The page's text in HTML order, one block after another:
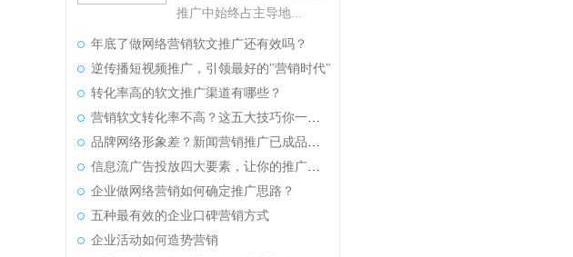
推广中始终占主导地...
年底了做网络营销软文推广还有效吗？
逆传播短视频推广，引领最好的"营销时代"
转化率高的软文推广渠道有哪些？
营销软文转化率不高？这五大技巧你一定要知道
品牌网络形象差？新闻营销推广已成品牌提升利器
信息流广告投放四大要素，让你的推广效果事半功倍！
企业做网络营销如何确定推广思路？
五种最有效的企业口碑营销方式
企业活动如何造势营销